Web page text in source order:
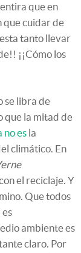
que en
que cuidar de
tanto llevar
¡¡Cómo los
se libra de
que la mitad de
no es la
climático. En
el reciclaje. Y
Que todos
es
ambiente es
claro. Por